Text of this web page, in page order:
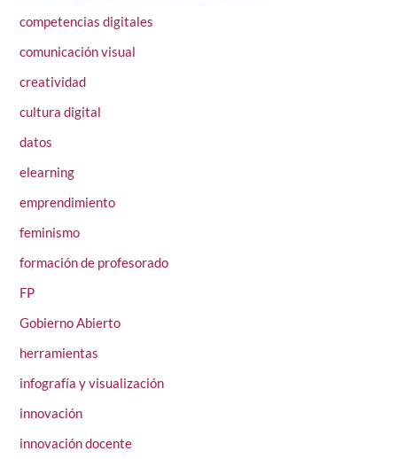
competencias digitales
comunicación visual
creatividad
cultura digital
datos
elearning
emprendimiento
feminismo
formación de profesorado
FP
Gobierno Abierto
herramientas
infografía y visualización
innovación
innovación docente